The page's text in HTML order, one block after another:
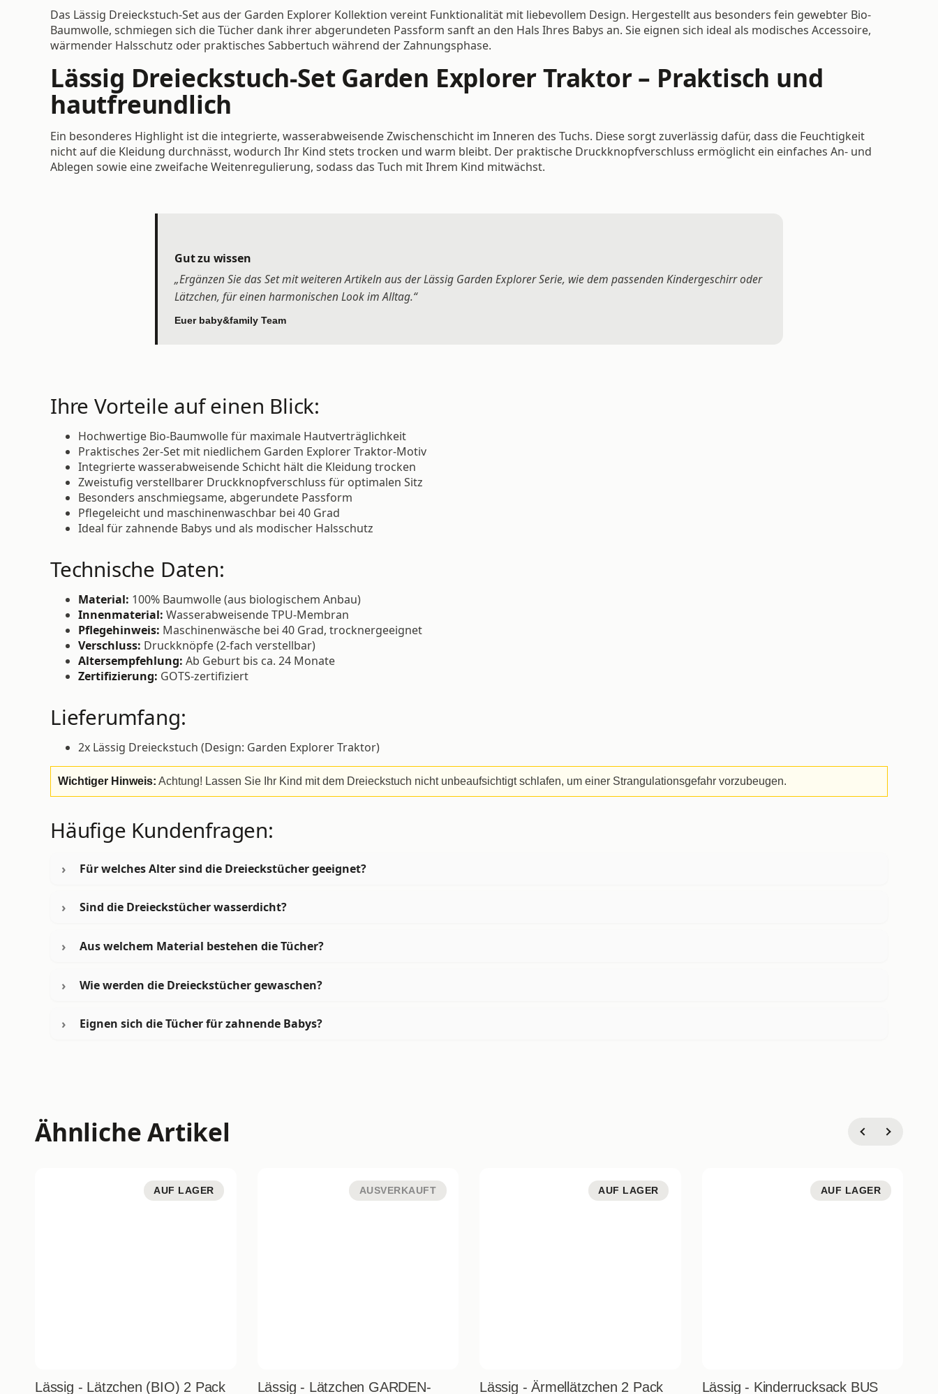
Das Lässig Dreieckstuch-Set aus der Garden Explorer Kollektion vereint Funktionalität mit liebevollem Design. Hergestellt aus besonders fein gewebter Bio-
Baumwolle, schmiegen sich die Tücher dank ihrer abgerundeten Passform sanft an den Hals Ihres Babys an. Sie eignen sich ideal als modisches Accessoire,
wärmender Halsschutz oder praktisches Sabbertuch während der Zahnungsphase.
Lässig Dreieckstuch-Set Garden Explorer Traktor – Praktisch und
hautfreundlich
Ein besonderes Highlight ist die integrierte, wasserabweisende Zwischenschicht im Inneren des Tuchs. Diese sorgt zuverlässig dafür, dass die Feuchtigkeit
nicht auf die Kleidung durchnässt, wodurch Ihr Kind stets trocken und warm bleibt. Der praktische Druckknopfverschluss ermöglicht ein einfaches An- und
Ablegen sowie eine zweifache Weitenregulierung, sodass das Tuch mit Ihrem Kind mitwächst.
Gut zu wissen
„Ergänzen Sie das Set mit weiteren Artikeln aus der Lässig Garden Explorer Serie, wie dem passenden Kindergeschirr oder
Lätzchen, für einen harmonischen Look im Alltag.“
Euer baby&family Team
Ihre Vorteile auf einen Blick:
Hochwertige Bio-Baumwolle für maximale Hautverträglichkeit
Praktisches 2er-Set mit niedlichem Garden Explorer Traktor-Motiv
Integrierte wasserabweisende Schicht hält die Kleidung trocken
Zweistufig verstellbarer Druckknopfverschluss für optimalen Sitz
Besonders anschmiegsame, abgerundete Passform
Pflegeleicht und maschinenwaschbar bei 40 Grad
Ideal für zahnende Babys und als modischer Halsschutz
Technische Daten:
Material: 100% Baumwolle (aus biologischem Anbau)
Innenmaterial: Wasserabweisende TPU-Membran
Pflegehinweis: Maschinenwäsche bei 40 Grad, trocknergeeignet
Verschluss: Druckknöpfe (2-fach verstellbar)
Altersempfehlung: Ab Geburt bis ca. 24 Monate
Zertifizierung: GOTS-zertifiziert
Lieferumfang:
2x Lässig Dreieckstuch (Design: Garden Explorer Traktor)
Wichtiger Hinweis: Achtung! Lassen Sie Ihr Kind mit dem Dreieckstuch nicht unbeaufsichtigt schlafen, um einer Strangulationsgefahr vorzubeugen.
Häufige Kundenfragen:
Für welches Alter sind die Dreieckstücher geeignet?
Sind die Dreieckstücher wasserdicht?
Aus welchem Material bestehen die Tücher?
Wie werden die Dreieckstücher gewaschen?
Eignen sich die Tücher für zahnende Babys?
Ähnliche Artikel
AUF LAGER
Lässig - Lätzchen (BIO) 2 Pack
AUSVERKAUFT
Lässig - Lätzchen GARDEN-
AUF LAGER
Lässig - Ärmellätzchen 2 Pack
AUF LAGER
Lässig - Kinderrucksack BUS